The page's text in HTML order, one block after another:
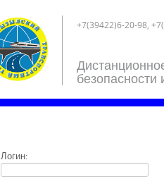
+7(39422)6-20-98,
безопасности
Логин: